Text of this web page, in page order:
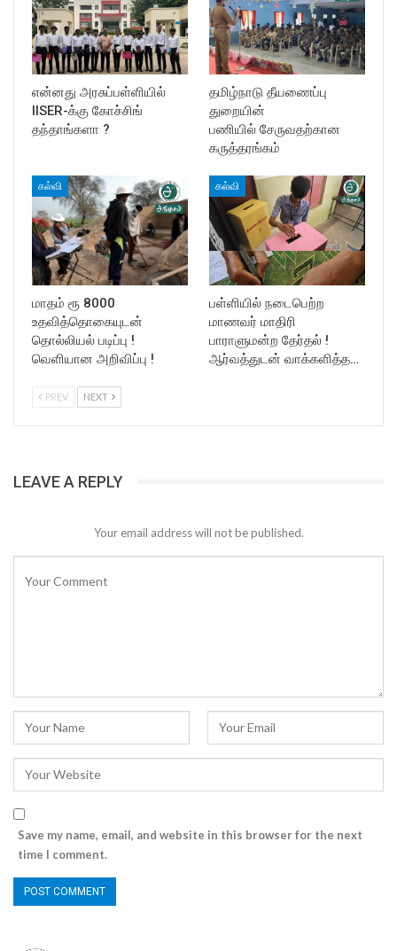
என்னது அரசுப்பள்ளியில்
IISER-க்கு கோச்சிங்
தந்தாங்களா ?
தமிழ்நாடு தீயணைப்பு
துறையின்
பணியில் சேருவதற்கான
கருத்தரங்கம்
கல்வி
மாதம் ரூ 8000
உதவித்தொகையுடன்
தொல்லியல் படிப்பு !
வெளியான அறிவிப்பு !
கல்வி
பள்ளியில் நடைபெற்ற
மாணவர் மாதிரி
பாராளுமன்ற தேர்தல் !
ஆர்வத்துடன் வாக்களித்த…
PREV NEXT
LEAVE A REPLY
Your email address will not be published.
Save my name, email, and website in this browser for the next
time I comment.